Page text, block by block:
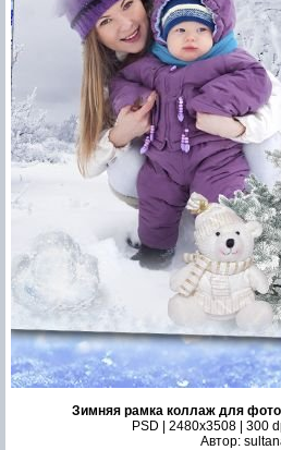
Зимняя рамка коллаж для
PSD | 2480x3508 | 300
Автор: